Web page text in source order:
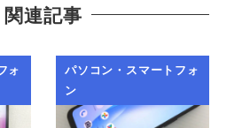
関連記事
ォ
パソコン・スマートフォ
ン